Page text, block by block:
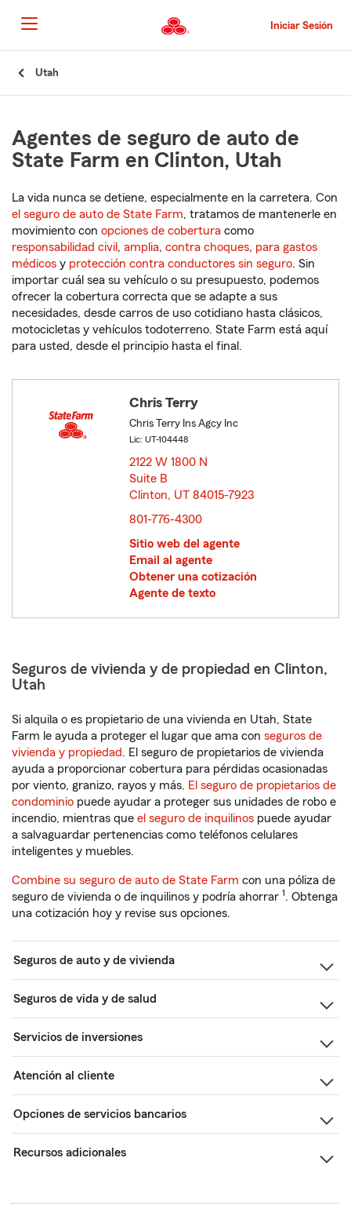
al
contenido
principal
Iniciar Sesión
Utah
Agentes de seguro de auto de
State Farm en Clinton, Utah
La vida nunca se detiene, especialmente en la carretera. Con
el seguro de auto de State Farm, tratamos de mantenerle en
movimiento con opciones de cobertura como
responsabilidad civil , amplia, contra choques, para gastos
médicos y protección contra conductores sin seguro. Sin
importar cuál sea su vehículo o su presupuesto, podemos
ofrecer la cobertura correcta que se adapte a sus
necesidades, desde carros de uso cotidiano hasta clásicos,
motocicletas y vehículos todoterreno. State Farm está aquí
para usted, desde el principio hasta el final.
Chris Terry
Chris Terry Ins Agcy Inc
Lic: UT-104448
2122 W 1800 N
Suite B
Clinton, UT 84015-7923
801-776-4300
Sitio web del agente
Email al agente
Obtener una cotización
Agente de texto
Seguros de vivienda y de propiedad en Clinton,
Utah
Si alquila o es propietario de una vivienda en Utah, State
Farm le ayuda a proteger el lugar que ama con seguros de
vivienda y propiedad. El seguro de propietarios de vivienda
ayuda a proporcionar cobertura para pérdidas ocasionadas
por viento, granizo, rayos y más. El seguro de propietarios de
condominio puede ayudar a proteger sus unidades de robo e
incendio, mientras que el seguro de inquilinos puede ayudar
a salvaguardar pertenencias como teléfonos celulares
inteligentes y muebles.
Combine su seguro de auto de State Farm con una póliza de
seguro de vivienda o de inquilinos y podría ahorrar 1. Obtenga
una cotización hoy y revise sus opciones.
Seguros de auto y de vivienda
Seguros de vida y de salud
Servicios de inversiones
Atención al cliente
Opciones de servicios bancarios
Recursos adicionales